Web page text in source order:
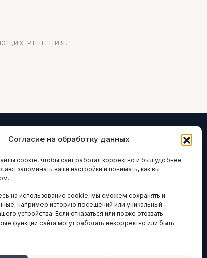
Согласие на обработку данных
cookie, чтобы сайт работал корректно и был удобнее
запоминать ваши настройки и понимать, как вы
на использование cookie, мы сможем сохранять и
например историю посещений или уникальный
устройства. Если отказаться или позже отозвать
функции сайта могут работать некорректно или быть
РЕШЕНИЯ.
И ARTICLES IN
ENGLISH
НАВИГАЦИЯ
Архив материалов